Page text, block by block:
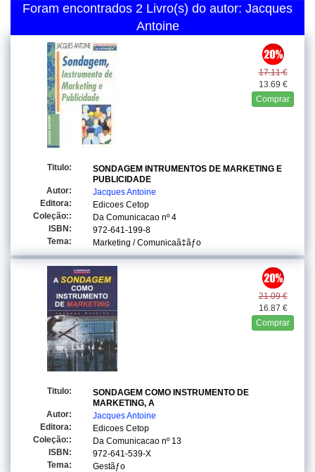
Foram encontrados 2 Livro(s) do autor: Jacques
Antoine
17.11 €
13.69 €
Comprar
Titulo:
SONDAGEM INTRUMENTOS DE MARKETING E
PUBLICIDADE
Autor:
Jacques Antoine
Editora:
Edicoes Cetop
Coleção::
Da Comunicacao nº 4
ISBN:
972-641-199-8
Tema:
Marketing / Comunicaã‡ãƒo
21.09 €
16.87 €
Comprar
Titulo:
SONDAGEM COMO INSTRUMENTO DE
MARKETING, A
Autor:
Jacques Antoine
Editora:
Edicoes Cetop
Coleção::
Da Comunicacao nº 13
ISBN:
972-641-539-X
Tema:
Gestãƒo